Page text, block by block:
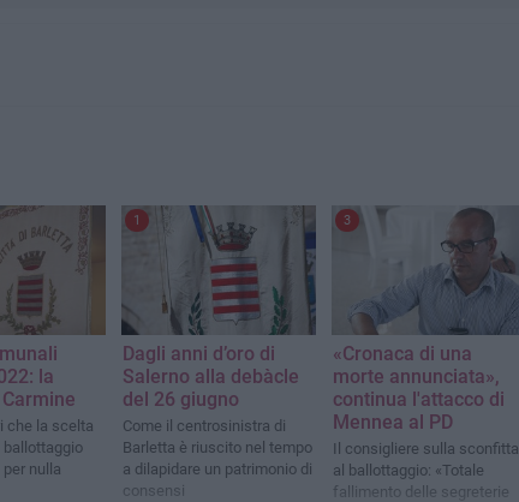
la
Carmine
che la scelta
ballottaggio
nulla
1
Dagli anni d’oro di
Salerno alla debàcle
del 26 giugno
Come il centrosinistra di
Barletta è riuscito nel tempo
a dilapidare un patrimonio di
consensi
3
«Cronaca di una
morte annunciata»,
continua l'attacco di
Mennea al PD
Il consigliere sulla sconfitta
al ballottaggio: «Totale
fallimento delle segreterie